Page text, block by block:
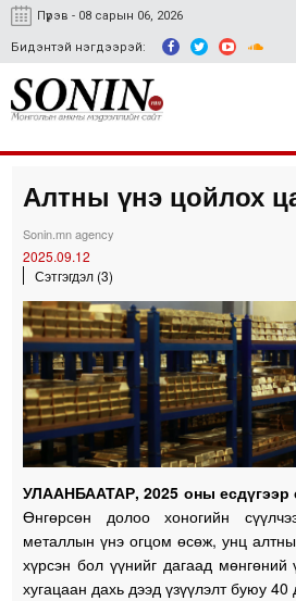
Пүрэв - 08 сарын 06, 2026
Бидэнтэй нэгдээрэй:
Улс төр, эдийн
Спорт
Easy news
Алтны үнэ цойлох
Sonin.mn agency
2025.09.12
Сэтгэгдэл (3)
УЛААНБААТАР, 2025 оны
Өнгөрсөн долоо хоногийн
металлын үнэ огцом өсөж, унц
хүрсэн бол үүнийг дагаад
хугацаан дахь дээд үзүүлэлт буюу